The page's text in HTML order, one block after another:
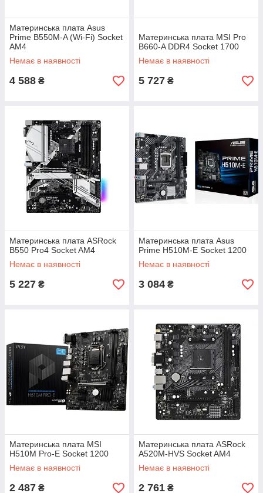
Материнська плата Asus
Prime B550M-A (Wi-Fi) Socket
AM4
Немає в наявності
4 588 ₴
Материнська плата MSI Pro
B660-A DDR4 Socket 1700
Немає в наявності
5 727 ₴
Материнська плата ASRock
B550 Pro4 Socket AM4
Немає в наявності
5 227 ₴
Материнська плата Asus
Prime H510M-E Socket 1200
Немає в наявності
3 084 ₴
Материнська плата MSI
H510M Pro-E Socket 1200
Немає в наявності
2 487 ₴
Материнська плата ASRock
A520M-HVS Socket AM4
Немає в наявності
2 761 ₴